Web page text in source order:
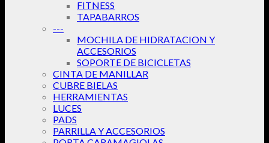
FITNESS
TAPABARROS
---
MOCHILA DE HIDRATACION Y
ACCESORIOS
SOPORTE DE BICICLETAS
CINTA DE MANILLAR
CUBRE BIELAS
HERRAMIENTAS
LUCES
PADS
PARRILLA Y ACCESORIOS